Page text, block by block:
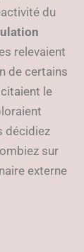
du
relevaient
de certains
le
décidiez
sur
externe